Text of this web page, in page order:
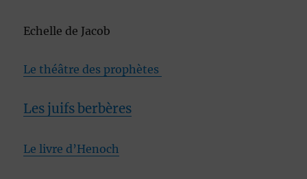
Echelle de Jacob
Le théâtre des prophètes
Les juifs berbères
Le livre d’Henoch